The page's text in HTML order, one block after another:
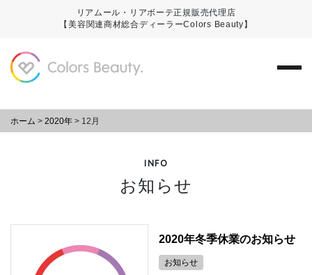
リアムール・リアボーテ正規販売代理店
【美容関連商材総合ディーラーColors Beauty】
ホーム > 2020年 > 12月
INFO
お知らせ
2020年冬季休業のお知らせ
お知らせ